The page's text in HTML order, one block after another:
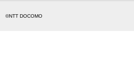
©NTT DOCOMO